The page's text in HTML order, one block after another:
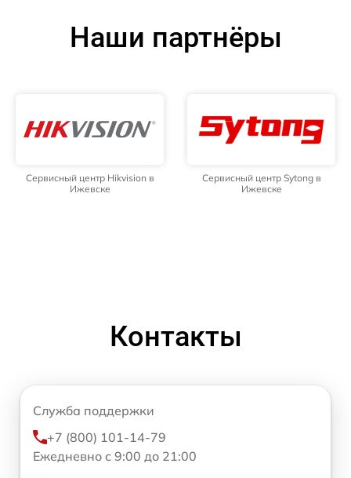
Наши партнёры
Сервисный центр Hikvision в
Ижевске
Сервисный центр Sytong в
Ижевске
Контакты
Служба поддержки
+7 (800) 101-14-79
Ежедневно с 9:00 до 21:00